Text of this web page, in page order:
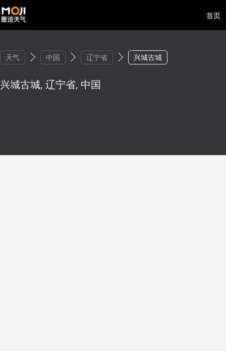
首页
天气 中国 辽宁省 兴城古城
兴城古城, 辽宁省, 中国